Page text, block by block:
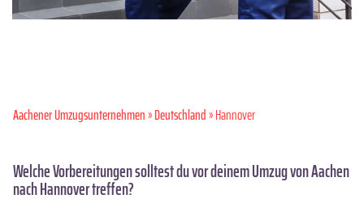
Aachener Umzugsunternehmen»Deutschland» Hannover
Welche Vorbereitungen solltest du vor deinem Umzug von Aachen
nach Hannover treffen?